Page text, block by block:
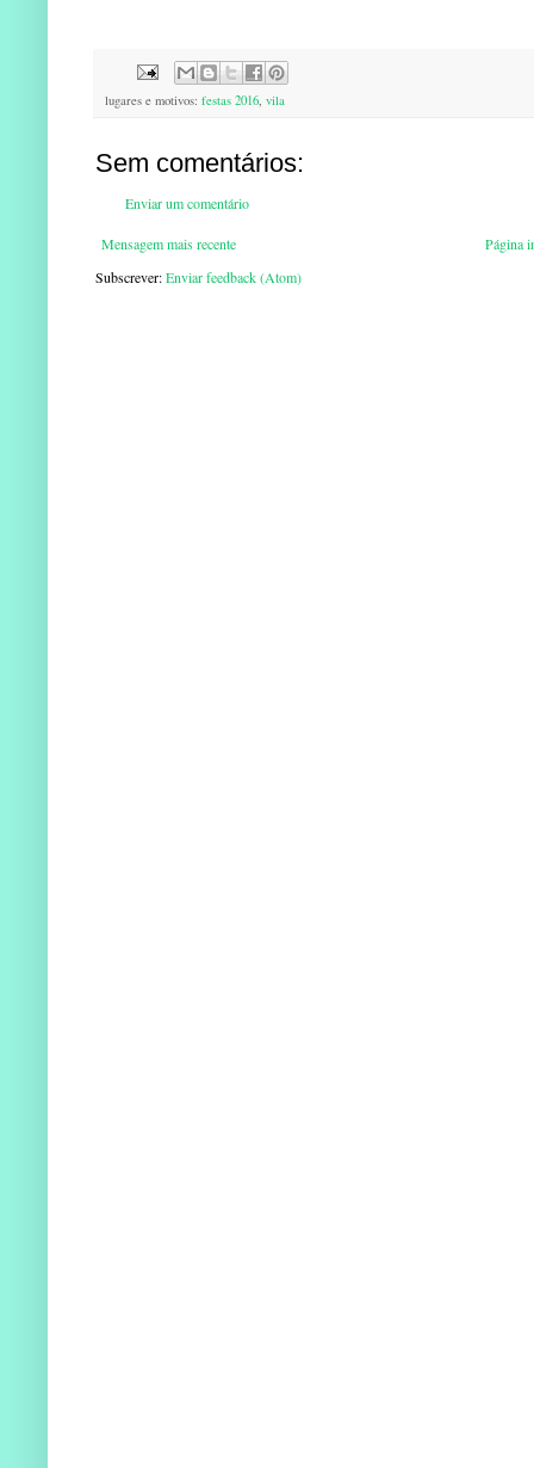
lugares e motivos: festas 2016, vila
Sem comentários:
Enviar um comentário
Mensagem mais recente
Página
Subscrever:Enviar feedback (Atom)